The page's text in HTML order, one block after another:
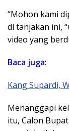
“Mohon kami
di tanjakan ini,
video yang
Baca juga:
Kang Supardi,
Menanggapi
itu, Calon